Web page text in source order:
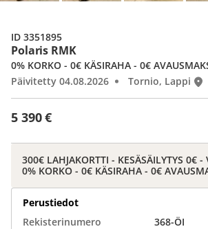
Polaris RMK
5 390 €
0% KORKO - 0€ KÄSIRAHA - 0€
Päivitetty 04.08.2026
Tornio, Lappi
ID 3351895
300€ LAHJAKORTTI - KESÄSÄILYTYS 0€
0% KORKO - 0€ KÄSIRAHA - 0€
Perustiedot
Rekisterinumero
368-ÖI